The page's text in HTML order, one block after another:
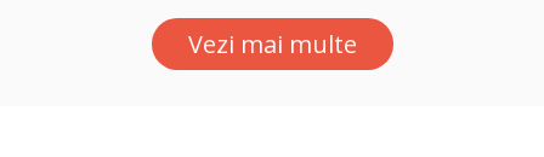
Vezi mai multe